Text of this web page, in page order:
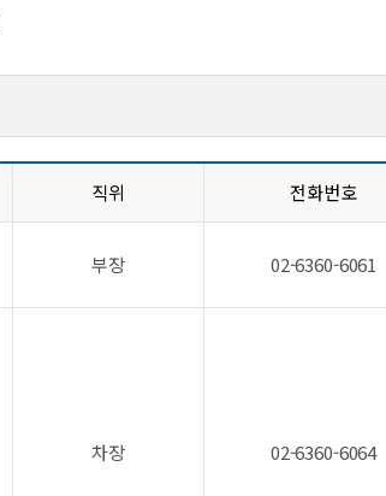
직위 전화번호
부장 02-6360-6061
차장 02-6360-6064